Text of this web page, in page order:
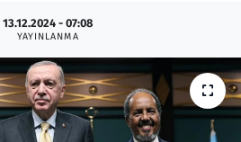
13.12.2024 - 07:08
YAYINLANMA